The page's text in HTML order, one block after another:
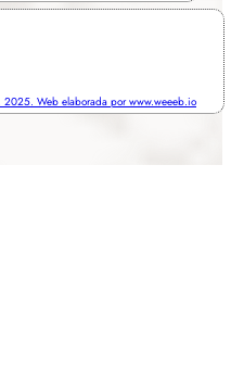
2025. Web elaborada por www.weeeb.io